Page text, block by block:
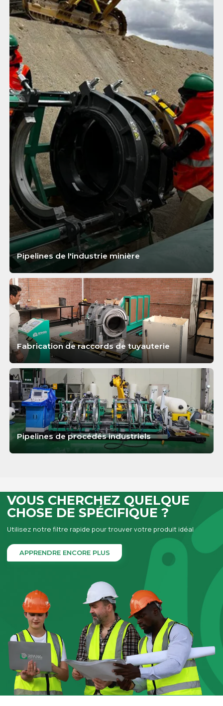
Pipelines de l'industrie minière
APPRENDRE ENCORE PLUS
Fabrication de raccords de tuyauterie
APPRENDRE ENCORE PLUS
Pipelines de procédés industriels
VOUS CHERCHEZ QUELQUE
CHOSE DE SPÉCIFIQUE ?
Utilisez notre filtre rapide pour trouver votre produit idéal
APPRENDRE ENCORE PLUS